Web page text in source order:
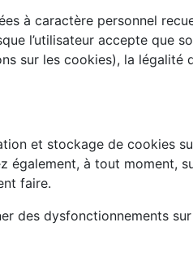
à caractère personnel
l’utilisateur accepte que
sur les cookies), la légalité
et stockage de cookies
également, à tout moment,
faire.
des dysfonctionnements